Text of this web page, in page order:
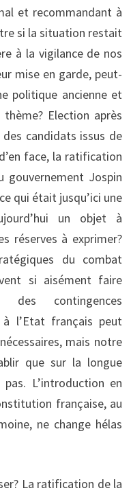
et recommandant à
si la situation restait
à la vigilance de nos
mise en garde, peut-
politique ancienne et
Election après
des candidats issus de
face, la ratification
gouvernement Jospin
qui était jusqu’ici une
un objet à
réserves à exprimer?
du combat
si aisément faire
contingences
l’Etat français peut
mais notre
que sur la longue
L’introduction en
française, au
ne change hélas
La ratification de la